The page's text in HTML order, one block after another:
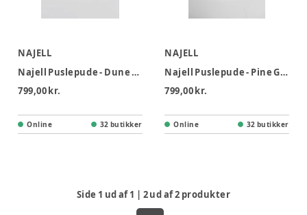
NAJELL
Najell Puslepude - Dune Beige
799,00 kr.
Online 32 butikker
NAJELL
Najell Puslepude - Pine Green
799,00 kr.
Online 32 butikker
Side 1 ud af1 | 2ud af2 produkter